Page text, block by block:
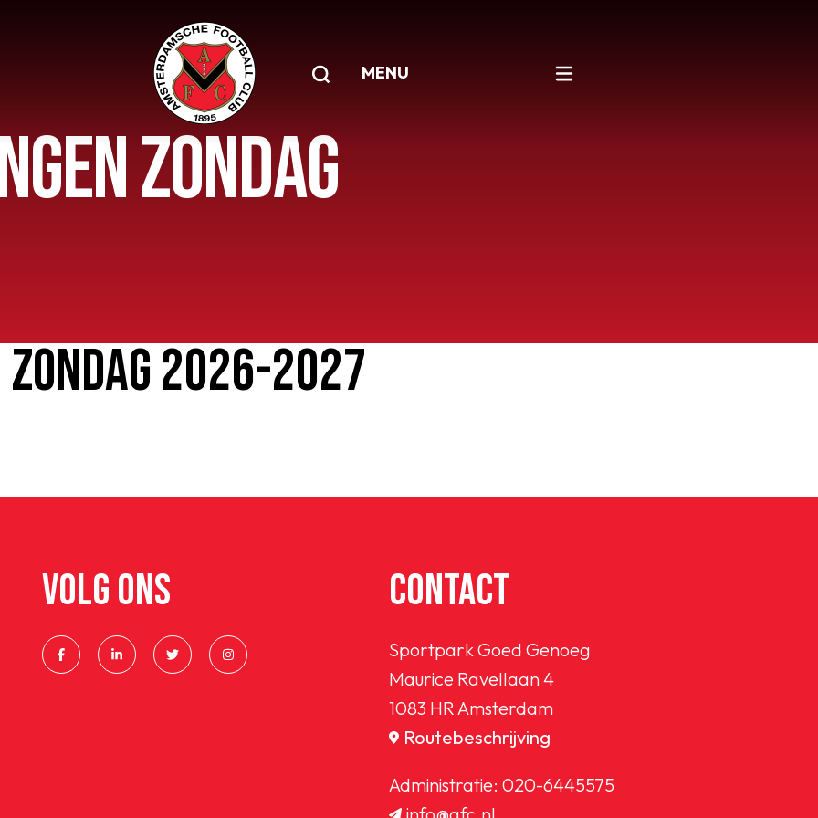
MENU
ZONDAG
ZONDAG 2026-2027
VOLG ONS CONTACT
Sportpark Goed Genoeg
Maurice Ravellaan 4
1083 HR Amsterdam
Routebeschrijving
Administratie: 020-6445575